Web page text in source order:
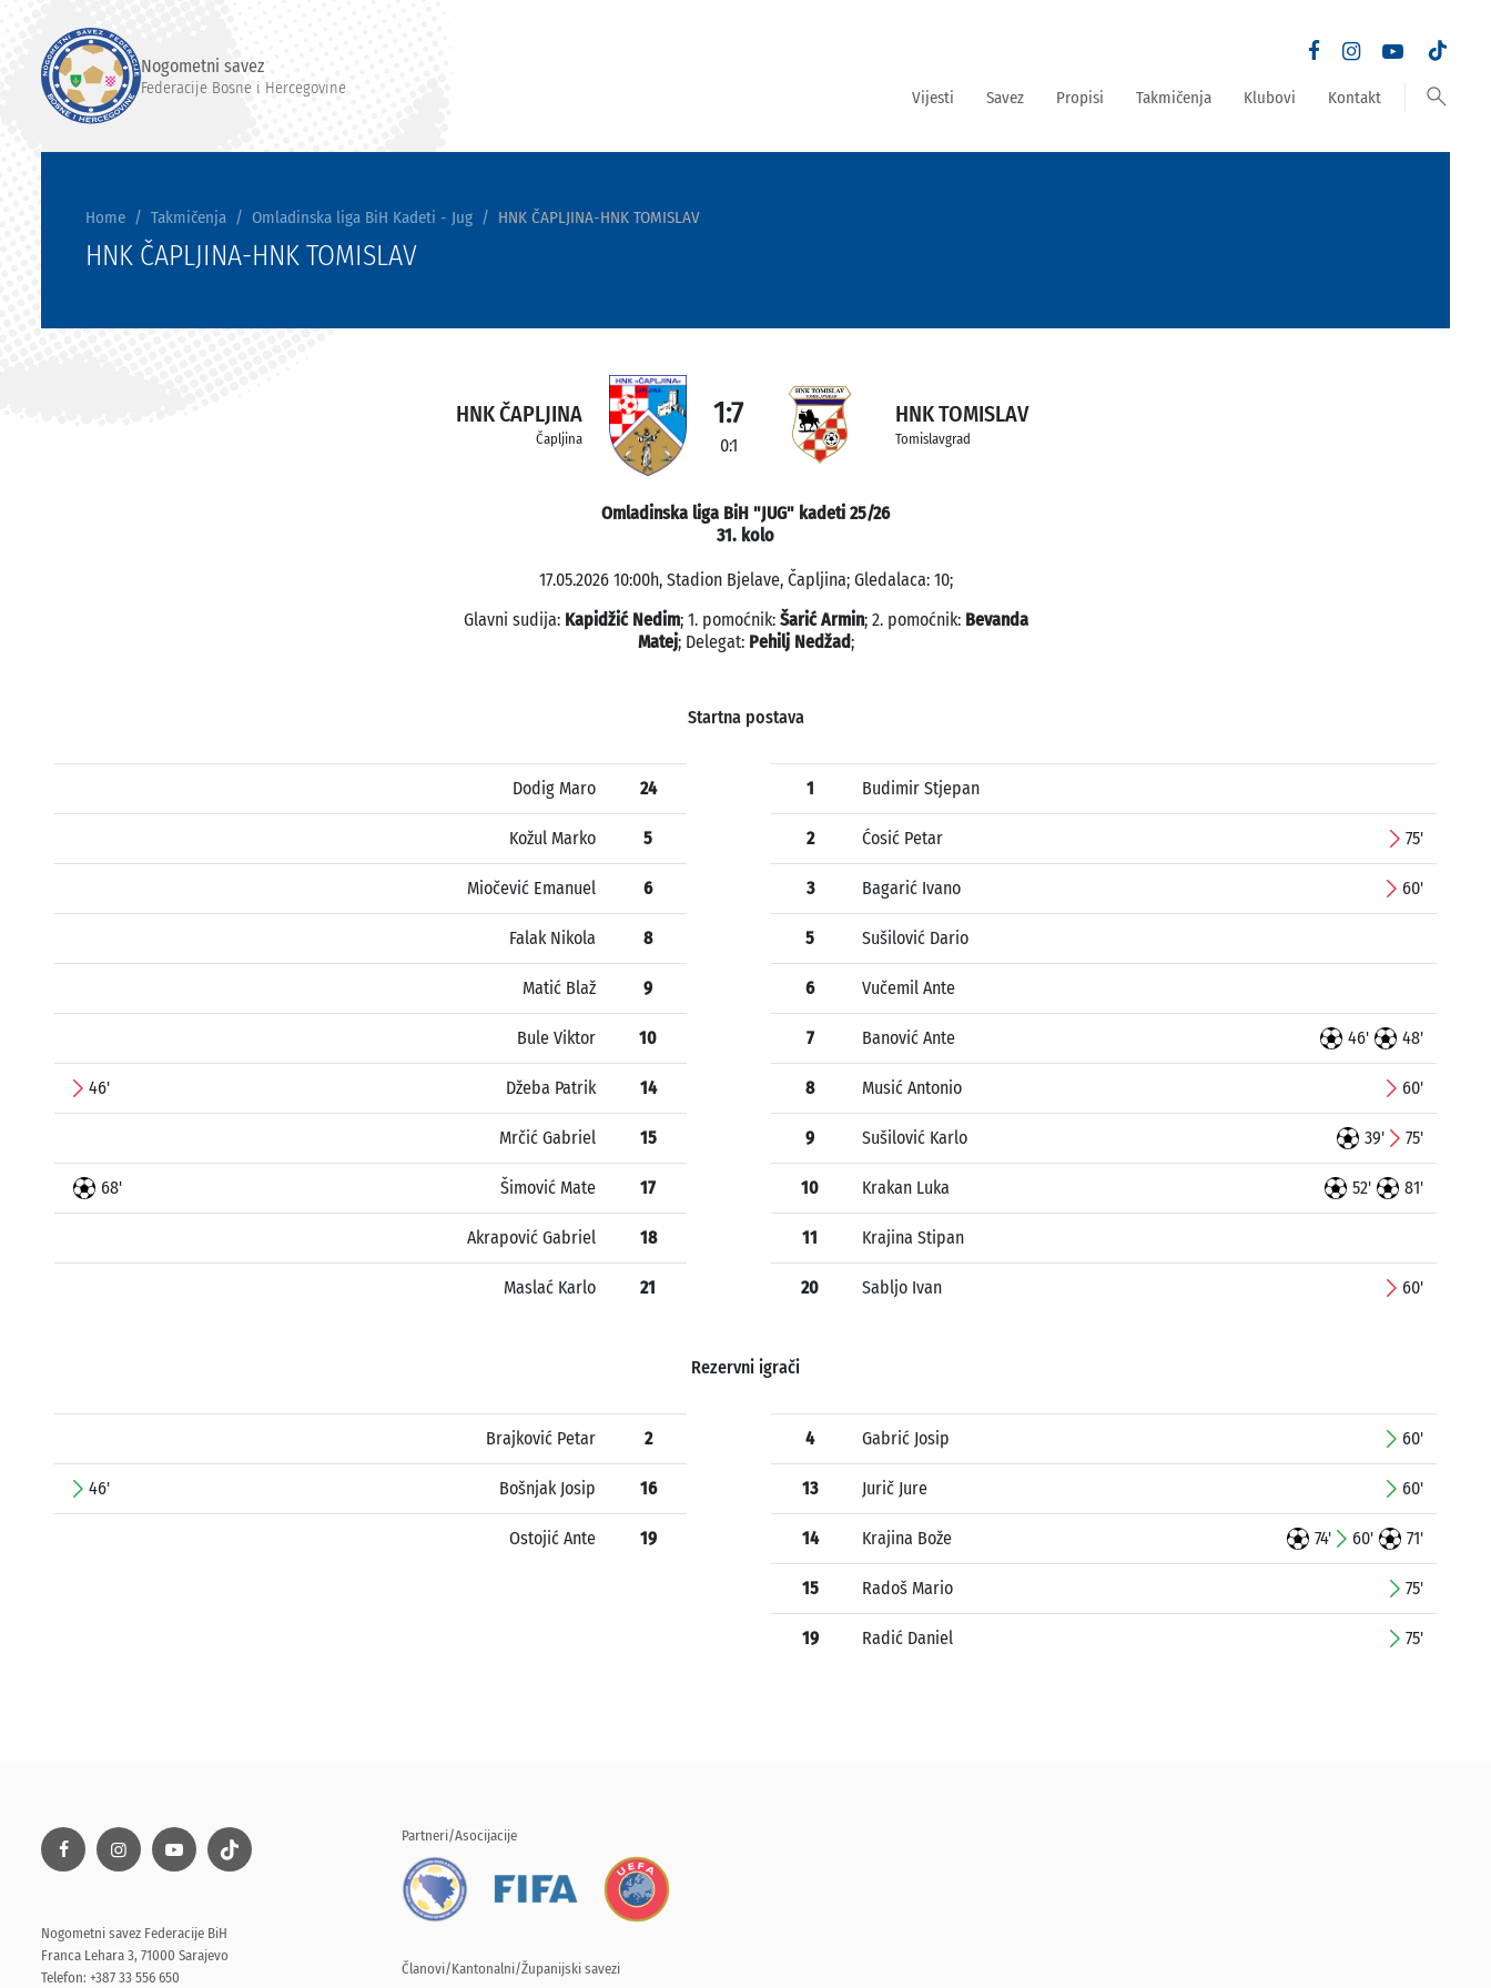
Nogometni savez
Federacije Bosne i Hercegovine Vijesti Savez Propisi Takmičenja Klubovi Kontakt search
Home Takmičenja Omladinska liga BiH Kadeti - Jug HNK ČAPLJINA-HNK TOMISLAV
HNK ČAPLJINA-HNK TOMISLAV
HNK ČAPLJINA
Čapljina
1:7
0:1
HNK TOMISLAV
Tomislavgrad
Omladinska liga BiH "JUG" kadeti 25/26
31. kolo
17.05.2026 10:00h, Stadion Bjelave, Čapljina; Gledalaca: 10;
Glavni sudija: Kapidžić Nedim; 1. pomoćnik: Šarić Armin; 2. pomoćnik: Bevanda
Matej; Delegat: Pehilj Nedžad;
Startna postava
Dodig Maro 24
Kožul Marko 5
Miočević Emanuel 6
Falak Nikola 8
Matić Blaž 9
Bule Viktor 10
46' Džeba Patrik 14
Mrčić Gabriel 15
68' Šimović Mate 17
Akrapović Gabriel 18
Maslać Karlo 21
1 Budimir Stjepan
2 Ćosić Petar 75'
3 Bagarić Ivano 60'
5 Sušilović Dario
6 Vučemil Ante
7 Banović Ante 46' 48'
8 Musić Antonio 60'
9 Sušilović Karlo 39' 75'
10 Krakan Luka 52' 81'
11 Krajina Stipan
20 Sabljo Ivan 60'
Rezervni igrači
Brajković Petar 2
46' Bošnjak Josip 16
Ostojić Ante 19
4 Gabrić Josip 60'
13 Jurič Jure 60'
14 Krajina Bože 74' 60' 71'
15 Radoš Mario 75'
19 Radić Daniel 75'
Nogometni savez Federacije BiH
Franca Lehara 3, 71000 Sarajevo
Telefon: +387 33 556 650
Partneri/Asocijacije
Članovi/Kantonalni/Županijski savezi